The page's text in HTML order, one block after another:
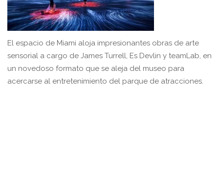
El espacio de Miami aloja impresionantes obras de arte
sensorial a cargo de James Turrell, Es Devlin y teamLab, en
un novedoso formato que se aleja del museo para
acercarse al entretenimiento del parque de atracciones.